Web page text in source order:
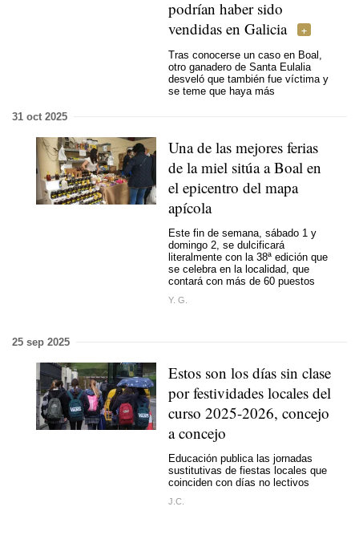
podrían haber sido
vendidas en Galicia
Tras conocerse un caso en Boal,
otro ganadero de Santa Eulalia
desveló que también fue víctima y
se teme que haya más
31 oct 2025
Una de las mejores ferias
de la miel sitúa a Boal en
el epicentro del mapa
apícola
Este fin de semana, sábado 1 y
domingo 2, se dulcificará
literalmente con la 38ª edición que
se celebra en la localidad, que
contará con más de 60 puestos
Y. G.
25 sep 2025
Estos son los días sin clase
por festividades locales del
curso 2025-2026, concejo
a concejo
Educación publica las jornadas
sustitutivas de fiestas locales que
coinciden con días no lectivos
J.C.